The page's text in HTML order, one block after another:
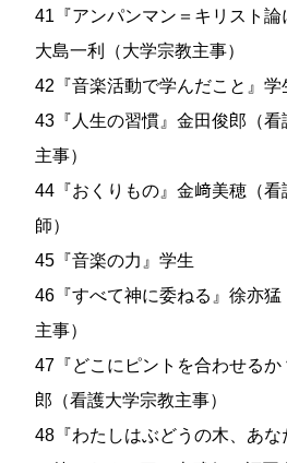
41『アンパンマン＝キリスト論
大島一利（大学宗教主事）
42『音楽活動で学んだこと』学
43『人生の習慣』金田俊郎（看
主事）
44『おくりもの』金﨑美穂（看
師）
45『音楽の力』学生
46『すべて神に委ねる』徐亦猛
主事）
47『どこにピントを合わせるか
郎（看護大学宗教主事）
48『わたしはぶどうの木、あな